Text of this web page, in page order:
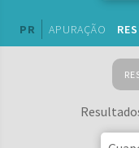
PR APURAÇÃO